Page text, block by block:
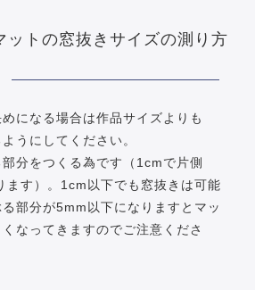
ットの窓抜きサイズの測り方
になる場合は作品サイズよりも
うにしてください。
分をつくる為です（1cmで片側
ます）。1cm以下でも窓抜きは可能
部分が5mm以下になりますとマッ
なってきますのでご注意くださ